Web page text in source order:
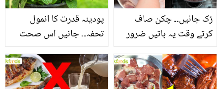
پودینہ قدرت کا انمول
تحفہ۔۔ جانیں اس صحت
انگیز طبی فوائد
رُک جائیں۔۔ چکن صاف
کرتے وقت یہ باتیں ضرور